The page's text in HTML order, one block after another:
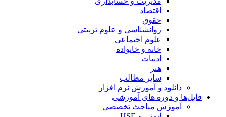
اقتصاد
حقوق
روانشناسی و علوم تربیتی
علوم اجتماعی
خانه و خانواده
ادبیات
هنر
سایر مطالب
دانلود و آموزش نرم افزار
فایل‌ها و دوره های آموزشی
آموزش مباحث تخصصی